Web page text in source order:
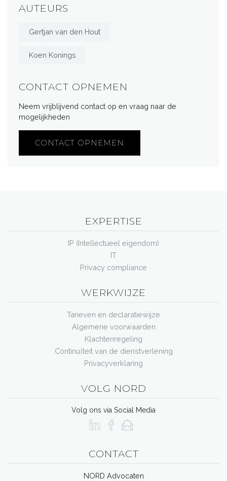
AUTEURS
Gertjan van den Hout
Koen Konings
CONTACT OPNEMEN
Neem vrijblijvend contact op en vraag naar de
mogelijkheden
CONTACT OPNEMEN
EXPERTISE
IP (Intellectueel eigendom)
IT
Privacy compliance
WERKWIJZE
Tarieven en declaratiewijze
Algemene voorwaarden
Klachtenregeling
Continuïteit van de dienstverlening
Privacyverklaring
VOLG NORD
Volg ons via Social Media
CONTACT
NORD Advocaten